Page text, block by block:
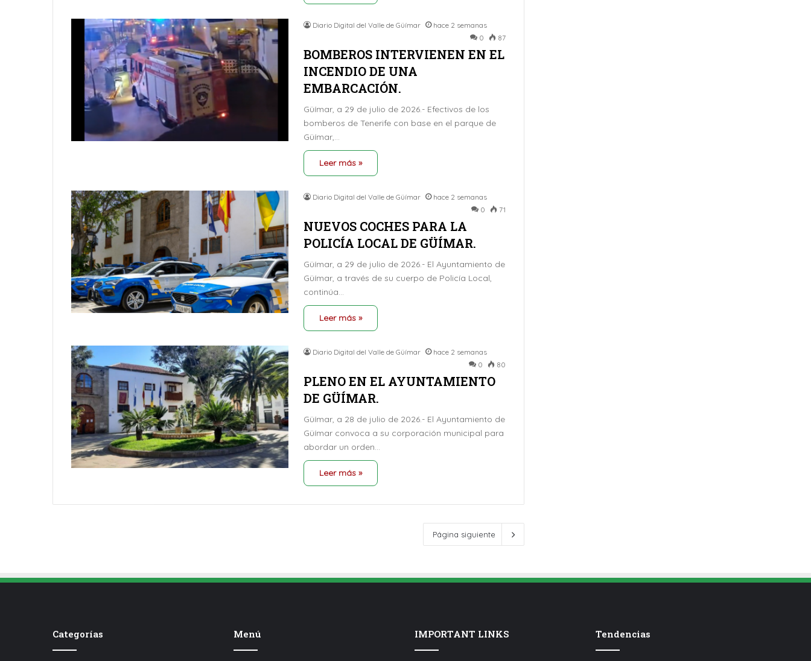
Diario Digital del Valle de Güímar
hace 2 semanas
0
87
BOMBEROS INTERVIENEN EN EL
INCENDIO DE UNA
EMBARCACIÓN.
Güímar, a 29 de julio de 2026.- Efectivos de los
bomberos de Tenerife con base en el parque de
Güímar,…
Leer más »
Diario Digital del Valle de Güímar
hace 2 semanas
0
71
NUEVOS COCHES PARA LA
POLICÍA LOCAL DE GÜÍMAR.
Güímar, a 29 de julio de 2026.- El Ayuntamiento de
Güímar, a través de su cuerpo de Policía Local,
continúa…
Leer más »
Diario Digital del Valle de Güímar
hace 2 semanas
0
80
PLENO EN EL AYUNTAMIENTO
DE GÜÍMAR.
Güímar, a 28 de julio de 2026.- El Ayuntamiento de
Güímar convoca a su corporación municipal para
abordar un orden…
Leer más »
Página siguiente
Categorías Menú IMPORTANT LINKS Tendencias